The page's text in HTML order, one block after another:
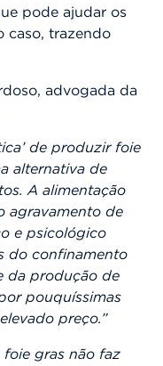
pode ajudar os
caso, trazendo
advogada da
de produzir foie
alternativa de
A alimentação
agravamento de
e psicológico
do confinamento
da produção de
pouquíssimas
preço.”
foie gras não faz